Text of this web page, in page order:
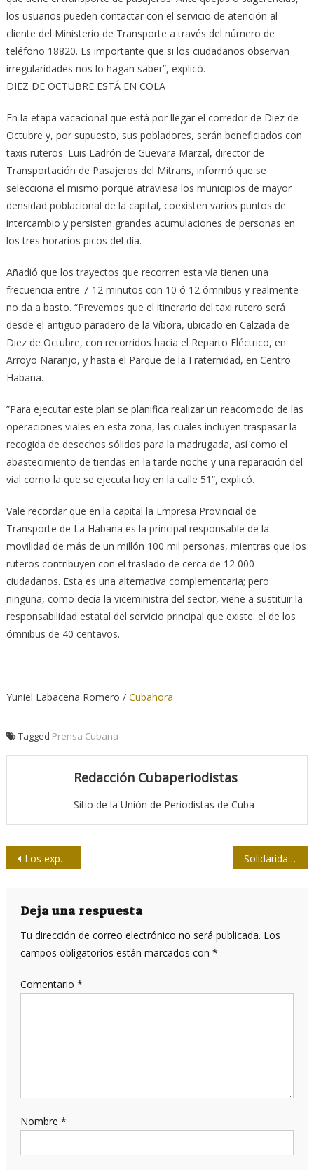
los usuarios pueden contactar con el servicio de atención al
cliente del Ministerio de Transporte a través del número de
teléfono 18820. Es importante que si los ciudadanos observan
irregularidades nos lo hagan saber”, explicó.
DIEZ DE OCTUBRE ESTÁ EN COLA
En la etapa vacacional que está por llegar el corredor de Diez de
Octubre y, por supuesto, sus pobladores, serán beneficiados con
taxis ruteros. Luis Ladrón de Guevara Marzal, director de
Transportación de Pasajeros del Mitrans, informó que se
selecciona el mismo porque atraviesa los municipios de mayor
densidad poblacional de la capital, coexisten varios puntos de
intercambio y persisten grandes acumulaciones de personas en
los tres horarios picos del día.
Añadió que los trayectos que recorren esta vía tienen una
frecuencia entre 7-12 minutos con 10 ó 12 ómnibus y realmente
no da a basto. “Prevemos que el itinerario del taxi rutero será
desde el antiguo paradero de la Víbora, ubicado en Calzada de
Diez de Octubre, con recorridos hacia el Reparto Eléctrico, en
Arroyo Naranjo, y hasta el Parque de la Fraternidad, en Centro
Habana.
”Para ejecutar este plan se planifica realizar un reacomodo de las
operaciones viales en esta zona, las cuales incluyen traspasar la
recogida de desechos sólidos para la madrugada, así como el
abastecimiento de tiendas en la tarde noche y una reparación del
vial como la que se ejecuta hoy en la calle 51”, explicó.
Vale recordar que en la capital la Empresa Provincial de
Transporte de La Habana es la principal responsable de la
movilidad de más de un millón 100 mil personas, mientras que los
ruteros contribuyen con el traslado de cerca de 12 000
ciudadanos. Esta es una alternativa complementaria; pero
ninguna, como decía la viceministra del sector, viene a sustituir la
responsabilidad estatal del servicio principal que existe: el de los
ómnibus de 40 centavos.
Yuniel Labacena Romero /Cubahora
Tagged Prensa Cubana
Redacción Cubaperiodistas
Sitio de la Unión de Periodistas de Cuba
Navegación
entradas
Los expertos en Venezuela y la posverdad Solidaridad internacional con Revolución Bolivariana
Deja una respuesta
Tu dirección de correo electrónico no será publicada. Los
campos obligatorios están marcados con *
Comentario *
Nombre *